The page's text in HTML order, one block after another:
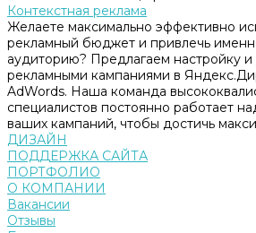
Контекстная реклама
Желаете максимально эффективно
рекламный бюджет и привлечь
аудиторию? Предлагаем настройку и
рекламными кампаниями в
AdWords. Наша команда
специалистов постоянно работает
ваших кампаний, чтобы достичь
ДИЗАЙН
ПОДДЕРЖКА САЙТА
ПОРТФОЛИО
О КОМПАНИИ
Вакансии
Отзывы